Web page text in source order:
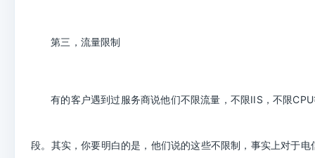
第三，流量限制
有的客户遇到过服务商说他们不限流量， 不限IIS ，不限CPU
段。其实，你要明白的是，他们说的这些不限制，事实上对于电